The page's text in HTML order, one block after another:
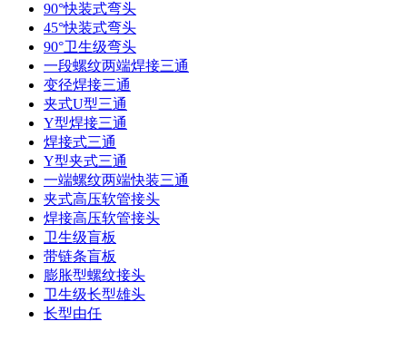
90°快装式弯头
45°快装式弯头
90°卫生级弯头
一段螺纹两端焊接三通
变径焊接三通
夹式U型三通
Y型焊接三通
焊接式三通
Y型夹式三通
一端螺纹两端快装三通
夹式高压软管接头
焊接高压软管接头
卫生级盲板
带链条盲板
膨胀型螺纹接头
卫生级长型雄头
长型由任